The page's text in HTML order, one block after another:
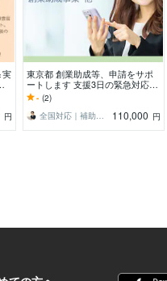
実
円
東京都 創業助成等、申請をサポ
ートします 支援3日の緊急対応か
らも、採択に導きました。
- (2)
全国対応｜補助金コンシェルジュ練馬
110,000 円